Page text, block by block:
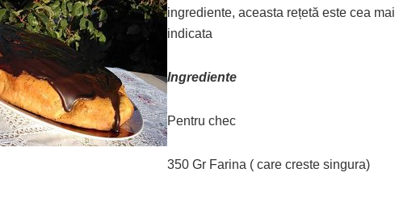
ingrediente, aceasta rețetă este cea mai
indicata
Ingrediente
Pentru chec
350 Gr Farina ( care creste singura)